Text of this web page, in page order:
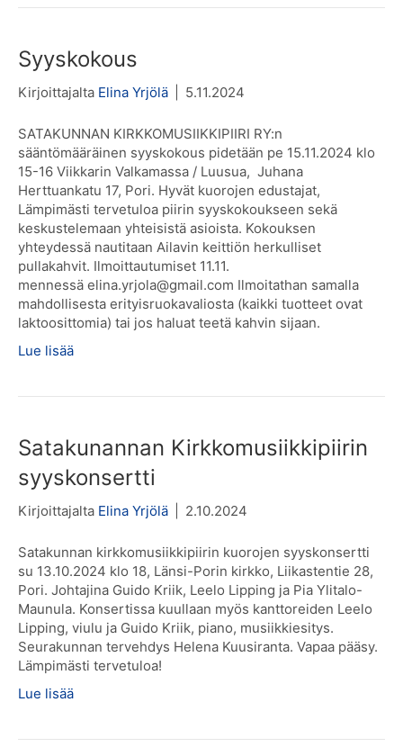
Syyskokous
Kirjoittajalta Elina Yrjölä 5.11.2024
SATAKUNNAN KIRKKOMUSIIKKIPIIRI RY:n
sääntömääräinen syyskokous pidetään pe 15.11.2024 klo
15-16 Viikkarin Valkamassa / Luusua, Juhana
Herttuankatu 17, Pori. Hyvät kuorojen edustajat,
Lämpimästi tervetuloa piirin syyskokoukseen sekä
keskustelemaan yhteisistä asioista. Kokouksen
yhteydessä nautitaan Ailavin keittiön herkulliset
pullakahvit. Ilmoittautumiset 11.11.
mennessä elina.yrjola@gmail.com Ilmoitathan samalla
mahdollisesta erityisruokavaliosta (kaikki tuotteet ovat
laktoosittomia) tai jos haluat teetä kahvin sijaan.
Lue lisää
Satakunannan Kirkkomusiikkipiirin
syyskonsertti
Kirjoittajalta Elina Yrjölä 2.10.2024
Satakunnan kirkkomusiikkipiirin kuorojen syyskonsertti
su 13.10.2024 klo 18, Länsi-Porin kirkko, Liikastentie 28,
Pori. Johtajina Guido Kriik, Leelo Lipping ja Pia Ylitalo-
Maunula. Konsertissa kuullaan myös kanttoreiden Leelo
Lipping, viulu ja Guido Kriik, piano, musiikkiesitys.
Seurakunnan tervehdys Helena Kuusiranta. Vapaa pääsy.
Lämpimästi tervetuloa!
Lue lisää